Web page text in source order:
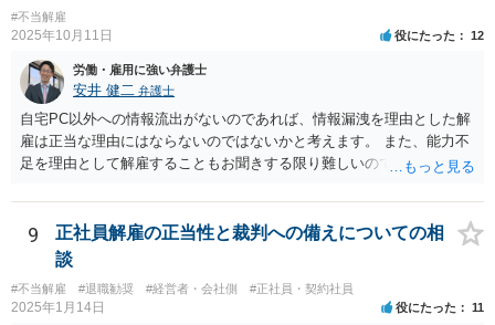
からと言って復職の気持ちが萎えるということはあまりありません。
クペイに対する期待から、萎える理由はまず見当たりません。 つまり
会社も原告の取下を狙っているという作戦の問題ではなく、上記、顧
問会社の意思の問題だと思われます。 ＞反論の書面も、矛盾だらけの
反論となっており、論理破綻もしており、もうダメです。担当役員の
言葉をそのまま、文章にしたのか、一貫したストーリー性もありませ
をそのまま事実主張するしかありません。事実として矛盾がないよう
にストーリー性を与えるとそれは事実の捏造を伴うからです。
勝てない（＝解雇無効と判断されやすい）のです。 ご質問者様のイメ
ージとは逆で、「高年俸・高度専門職だからこそ」、客観性・合理性
をより厳しく求められ、能力不足理由で解雇が認められるハードルは
むしろ高くなります。 中途の高度人材を能力不足で解雇するときは、
① 導入期の評価基準と実績の比較 ② 複数回にわたる注意・指導・教
育の実施 ③ 配置転換などほかの改善策の検討 などをしっかり記録し
ておかないと、解雇は無効とされる可能性が極めて高いです。
#不当解雇
2025年10月11日 役にたった 12
労働・雇用に強い弁護士
安井 健二 弁護士
自宅PC以外への情報流出がないのであれば、情報漏洩を理由とした解
雇は正当な理由にはならないのではないかと考えます。 また、能力不
足を理由として解雇することもお聞きする限り難しいのではないかと
勧めします。
9
正社員解雇の正当性と裁判への備えについての相
談
#不当解雇 #退職勧奨 #経営者・会社側 #正社員・契約社員
2025年1月14日 役にたった 11